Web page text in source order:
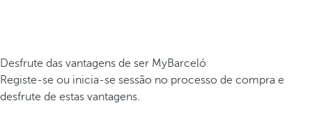
Desfrute das vantagens de ser MyBarceló
Registe-se ou inicia-se sessão no processo de compra e
desfrute de estas vantagens.